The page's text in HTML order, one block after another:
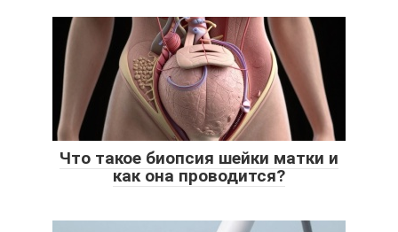
Что такое биопсия шейки матки и
как она проводится?